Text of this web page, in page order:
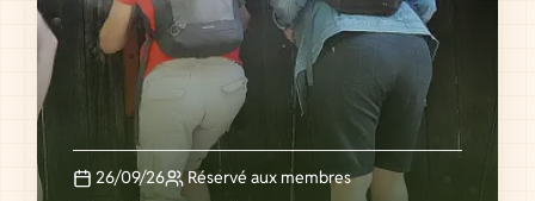
26/09/26 Réservé aux membres